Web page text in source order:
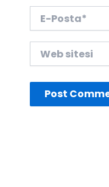
Posta*
sitesi